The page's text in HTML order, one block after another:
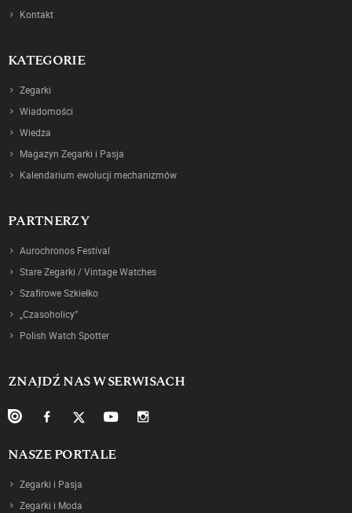
Kontakt
KATEGORIE
Zegarki
Wiadomości
Wiedza
Magazyn Zegarki i Pasja
Kalendarium ewolucji mechanizmów
PARTNERZY
Aurochronos Festival
Stare Zegarki / Vintage Watches
Szafirowe Szkiełko
„Czasoholicy”
Polish Watch Spotter
ZNAJDŹ NAS W SERWISACH
NASZE PORTALE
Zegarki i Pasja
Zegarki i Moda